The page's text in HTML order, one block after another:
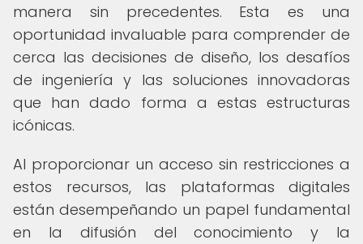
manera sin precedentes. Esta es una
oportunidad invaluable para comprender de
cerca las decisiones de diseño, los desafíos
de ingeniería y las soluciones innovadoras
que han dado forma a estas estructuras
icónicas.
Al proporcionar un acceso sin restricciones a
estos recursos, las plataformas digitales
están desempeñando un papel fundamental
en la difusión del conocimiento y la